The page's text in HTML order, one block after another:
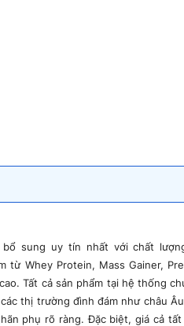
sung uy tín nhất với chất
từ Whey Protein, Mass Gainer,
Tất cả sản phẩm tại hệ thống
thị trường đình đám như châu
phụ rõ ràng. Đặc biệt, giá cả